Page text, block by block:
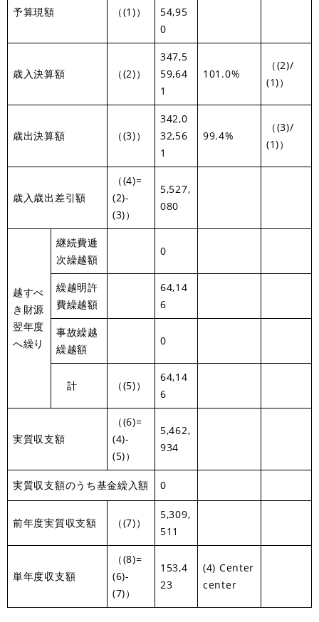
予算現額 （(1)）
54,95
0
歳入決算額 （(2)）
347,5
59,64
1
101.0%
（(2)/
(1)）
歳出決算額 （(3)）
342,0
32,56
1
99.4%
（(3)/
(1)）
歳入歳出差引額
（(4)=
(2)-
(3)）
5,527,
080
越すべ
き財源
翌年度
へ繰り
継続費逓
次繰越額
0
繰越明許
費繰越額
64,14
6
事故繰越
繰越額
0
計 （(5)）
64,14
6
実質収支額
（(6)=
(4)-
(5)）
5,462,
934
実質収支額のうち基金繰入額 0
前年度実質収支額 （(7)）
5,309,
511
単年度収支額
（(8)=
(6)-
(7)）
153,4
23
(4) Center
center